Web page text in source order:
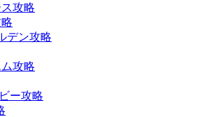
攻略
デン攻略
攻略
ー攻略